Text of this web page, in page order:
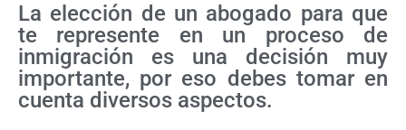
La elección de un abogado para que
te represente en un proceso de
inmigración es una decisión muy
importante, por eso debes tomar en
cuenta diversos aspectos.